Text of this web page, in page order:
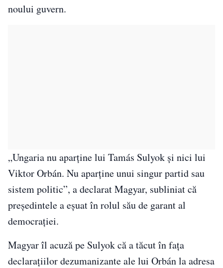
noului guvern.
„Ungaria nu aparține lui Tamás Sulyok și nici lui
Viktor Orbán. Nu aparține unui singur partid sau
sistem politic”, a declarat Magyar, subliniat că
președintele a eșuat în rolul său de garant al
democrației.
Magyar îl acuză pe Sulyok că a tăcut în fața
declarațiilor dezumanizante ale lui Orbán la adresa